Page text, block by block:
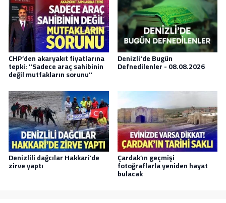
CHP’den akaryakıt fiyatlarına
tepki: "Sadece araç sahibinin
değil mutfakların sorunu"
Denizli'de Bugün
Defnedilenler - 08.08.2026
Denizlili dağcılar Hakkari’de
zirve yaptı
Çardak’ın geçmişi
fotoğraflarla yeniden hayat
bulacak